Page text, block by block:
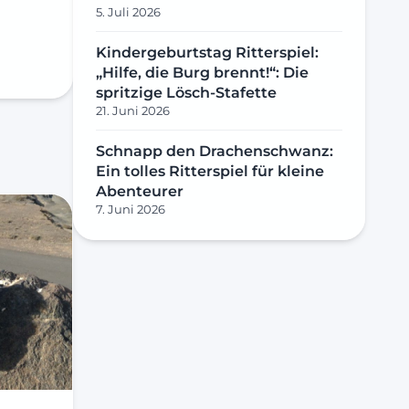
5. Juli 2026
Kindergeburtstag Ritterspiel:
„Hilfe, die Burg brennt!“: Die
spritzige Lösch-Stafette
21. Juni 2026
Schnapp den Drachenschwanz:
Ein tolles Ritterspiel für kleine
Abenteurer
7. Juni 2026